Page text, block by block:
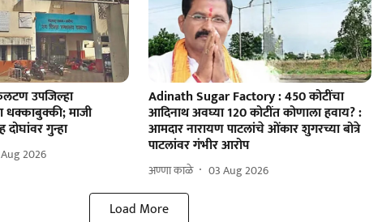
उपजिल्हा
धक्काबुक्की; माजी
दोघांवर गुन्हा
2026
Adinath Sugar Factory : 450 कोटींचा
आदिनाथ अवघ्या 120 कोटींत कोणाला हवाय? :
आमदार नारायण पाटलांचे ओंकार शुगरच्या बोत्रे
पाटलांवर गंभीर आरोप
अण्णा काळे 03 Aug 2026
Load More